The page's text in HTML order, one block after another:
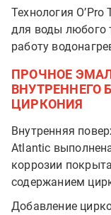
Технология
для воды любого
работу
ПРОЧНОЕ
ВНУТРЕННЕГО
ЦИРКОНИЯ
Внутренняя
Atlantic
коррозии
содержанием
Добавление